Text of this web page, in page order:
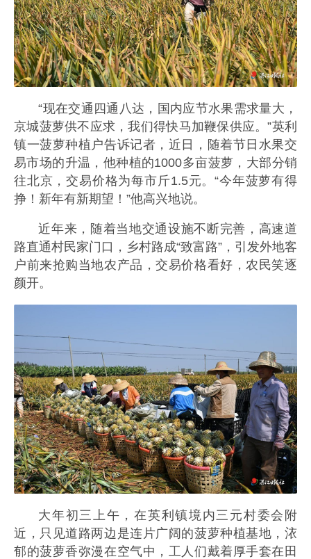
“现在交通四通八达，国内应节水果需求量大，
京城菠萝供不应求，我们得快马加鞭保供应。”英利
镇一菠萝种植户告诉记者，近日，随着节日水果交
易市场的升温，他种植的1000多亩菠萝，大部分销
往北京，交易价格为每市斤1.5元。“今年菠萝有得
挣！新年有新期望！”他高兴地说。
近年来，随着当地交通设施不断完善，高速道
路直通村民家门口，乡村路成“致富路”，引发外地客
户前来抢购当地农产品，交易价格看好，农民笑逐
颜开。
大年初三上午，在英利镇境内三元村委会附
近，只见道路两边是连片广阔的菠萝种植基地，㳖
郁的菠萝香弥漫在空气中，工人们戴着厚手套在田